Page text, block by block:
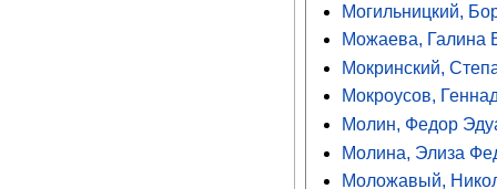
Могильницкий,
Можаева, Галина
Мокринский,
Мокроусов,
Молин, Федор
Молина, Элиза
Моложавый,